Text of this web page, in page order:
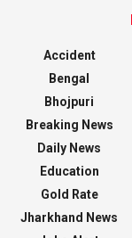
Accident
Bengal
Bhojpuri
Breaking News
Daily News
Education
Gold Rate
Jharkhand News